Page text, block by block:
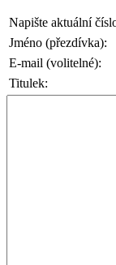
Napište aktuální
Jméno (přezdívka):
E-mail (volitelné):
Titulek: